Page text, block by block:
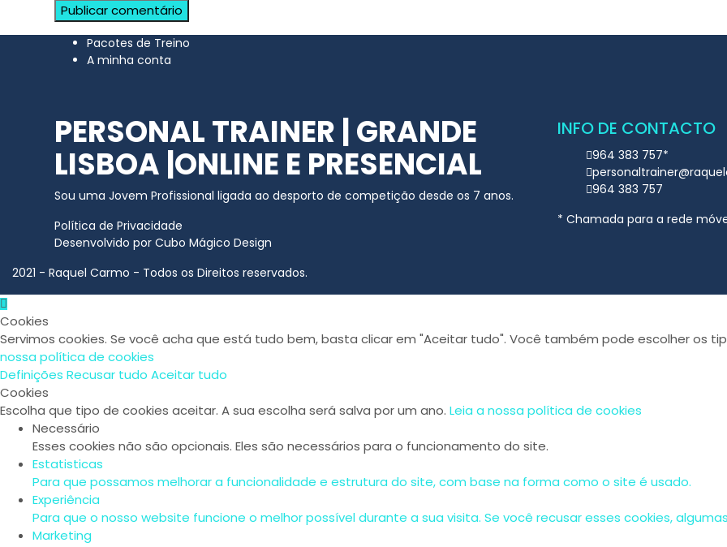
Pacotes de Treino
A minha conta
PERSONAL TRAINER | GRANDE
LISBOA |ONLINE E PRESENCIAL
Sou uma Jovem Profissional ligada ao desporto de competição desde os 7 anos.​
Política de Privacidade
Desenvolvido por Cubo Mágico Design
INFO DE CONTACTO
964 383 757*
964 383 757
* Chamada para a rede
2021 - Raquel Carmo - Todos os Direitos reservados.
Cookies
Servimos cookies. Se você acha que está tudo bem, basta clicar em "Aceitar tudo". Você também pode escolher os
nossa política de cookies
Definições Recusar tudo Aceitar tudo
Cookies
Escolha que tipo de cookies aceitar. A sua escolha será salva por um ano. Leia a nossa política de cookies
Necessário
Esses cookies não são opcionais. Eles são necessários para o funcionamento do site.
Estatisticas
Para que possamos melhorar a funcionalidade e estrutura do site, com base na forma como o site é usado.
Experiência
Para que o nosso website funcione o melhor possível durante a sua visita. Se você recusar esses cookies,
Marketing